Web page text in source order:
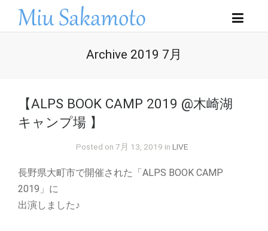
Archive 2019 7月
【ALPS BOOK CAMP 2019 @木崎湖
キャンプ場 】
Posted on 7月 13, 2019 in LIVE
長野県大町市で開催された「ALPS BOOK CAMP
2019」に
出演しました♪